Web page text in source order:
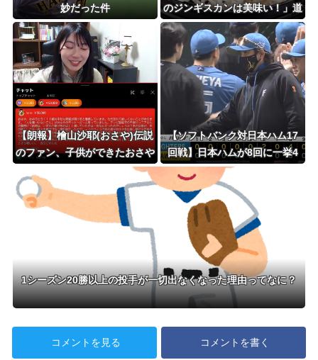
妙だった件
のジンギスカンは美味い！」道
民ワイ「ぷっwwww」
【朗報】檜山沙耶(おさや)伝説
のファン、子供ができたおさや
への正直な気持ちを語るwww
【ソフトバンク対日本ハム17
回戦】日本ハムが8回に一挙4
点で勝ち越し対鷹3勝目 敵地で
は初勝利 レイエス24号逆転2ラ
ン 上川畑満塁で3点適時二塁打
堀3勝目
1シーズン20勝以上の投手が一切出なくなった理由ってなに？
コメントを見る コメントを書く